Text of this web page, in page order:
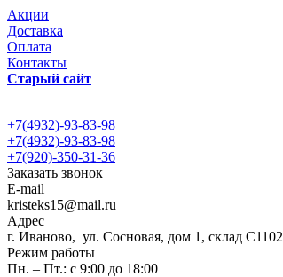
Акции
Доставка
Оплата
Контакты
Старый сайт
+7(4932)-93-83-98
+7(4932)-93-83-98
+7(920)-350-31-36
Заказать звонок
E-mail
kristeks15@mail.ru
Адрес
г. Иваново, ул. Сосновая, дом 1, склад С1102
Режим работы
Пн. – Пт.: с 9:00 до 18:00